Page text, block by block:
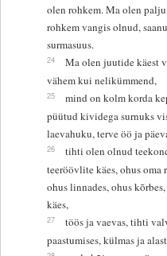
olen rohkem. Ma olen
rohkem vangis olnud,
surmasuus.
24
Ma olen juutide käest
vähem kui nelikümmend,
25
mind on kolm korda
püütud kividega surnuks
laevahuku, terve öö ja
26
tihti olen olnud
teeröövlite käes, ohus oma
ohus linnades, ohus
käes,
27
töös ja vaevas, tihti
paastumises, külmas ja